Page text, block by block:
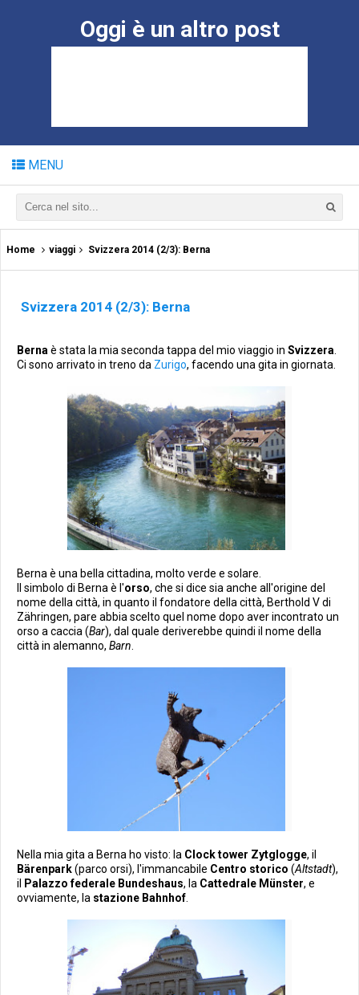
Oggi è un altro post
MENU
Home viaggi Svizzera 2014 (2/3): Berna
Svizzera 2014 (2/3): Berna
Berna è stata la mia seconda tappa del mio viaggio in Svizzera
Ci sono arrivato in treno da Zurigo, facendo una gita in giornata.
Berna è una bella cittadina, molto verde e solare.
Il simbolo di Berna è l'orso, che si dice sia anche all'origine del
nome della città, in quanto il fondatore della città, Berthold V di
Zähringen, pare abbia scelto quel nome dopo aver incontrato un
orso a caccia (Bar), dal quale deriverebbe quindi il nome della
città in alemanno, Barn
Nella mia gita a Berna ho visto: la Clock tower Zytglogge, il
Bärenpark(parco orsi), l'immancabile Centro storico (Altstadt),
il
Palazzo federale Bundeshaus, la Cattedrale Münster, e
ovviamente, la stazione Bahnhof